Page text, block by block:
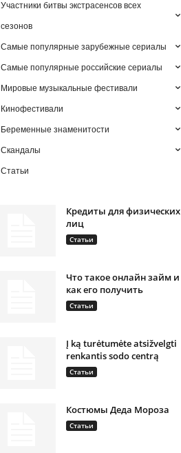
Участники битвы экстрасенсов всех
сезонов
Самые популярные зарубежные сериалы
Самые популярные российские сериалы
Мировые музыкальные фестивали
Кинофестивали
Беременные знаменитости
Скандалы
Статьи
Кредиты для физических
лиц
Статьи
Что такое онлайн займ и
как его получить
Статьи
Į ką turėtumėte atsižvelgti
renkantis sodo centrą
Статьи
Костюмы Деда Мороза
Статьи